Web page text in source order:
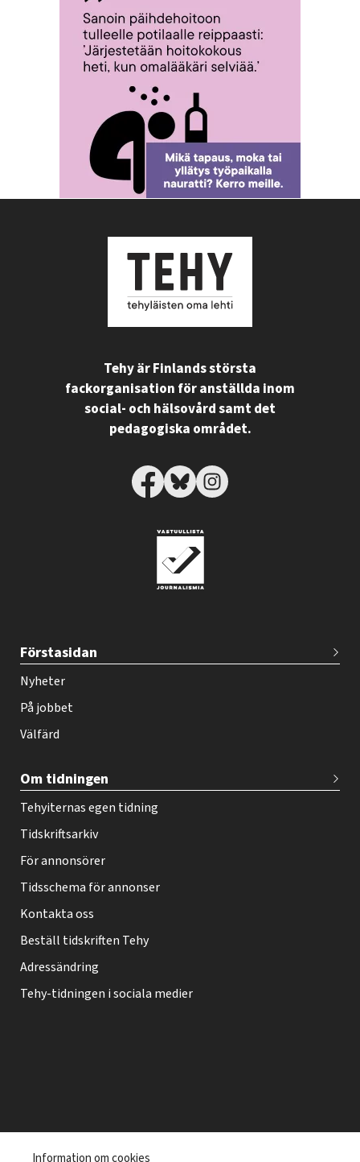
Tehy är Finlands största
fackorganisation för anställda inom
social- och hälsovård samt det
pedagogiska området.
e
h
y
-
e
h
t
i
f
o
o
r
Förstasidan
Nyheter
På jobbet
Välfärd
Om tidningen
Tehyiternas egen tidning
Tidskriftsarkiv
För annonsörer
Tidsschema för annonser
Kontakta oss
Beställ tidskriften Tehy
Adressändring
Tehy-tidningen i sociala medier
Information om cookies